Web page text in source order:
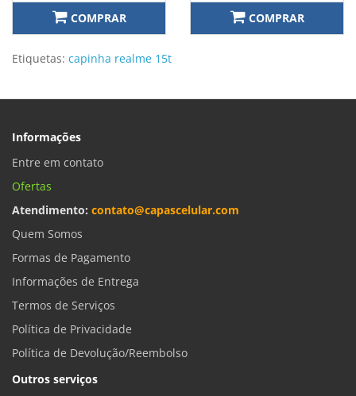
COMPRAR COMPRAR
Etiquetas: capinha realme 15t
Informações
Entre em contato
Ofertas
Atendimento: contato@capascelular.com
Quem Somos
Formas de Pagamento
Informações de Entrega
Termos de Serviços
Política de Privacidade
Política de Devolução/Reembolso
Outros serviços